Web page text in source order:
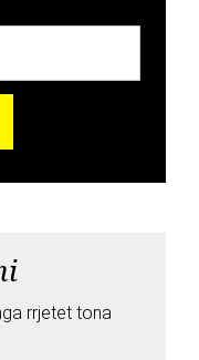
rrjetet tona